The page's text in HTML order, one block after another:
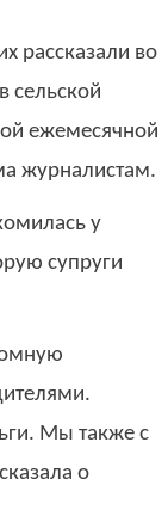
рассказали во
сельской
ежемесячной
журналистам.
у
супруги
Мы также с
о